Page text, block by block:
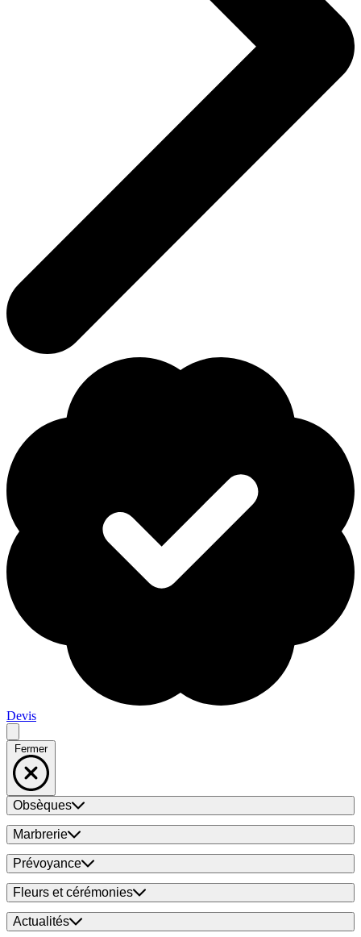
Devis
Fermer
Obsèques
Marbrerie
Prévoyance
Fleurs et cérémonies
Actualités